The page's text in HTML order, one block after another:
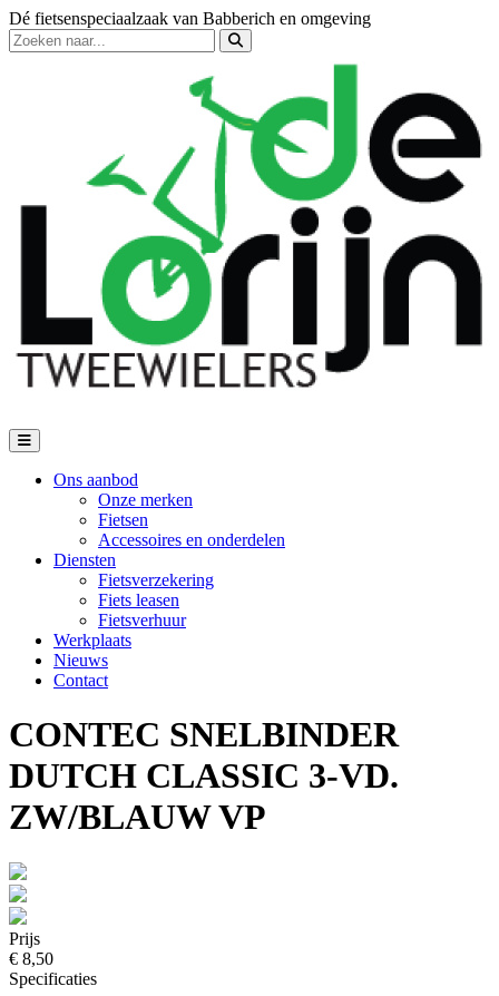
Dé fietsenspeciaalzaak van Babberich en omgeving
Ons aanbod
Onze merken
Fietsen
Accessoires en onderdelen
Diensten
Fietsverzekering
Fiets leasen
Fietsverhuur
Werkplaats
Nieuws
Contact
CONTEC SNELBINDER
DUTCH CLASSIC 3-VD.
ZW/BLAUW VP
Prijs
€ 8,50
Specificaties